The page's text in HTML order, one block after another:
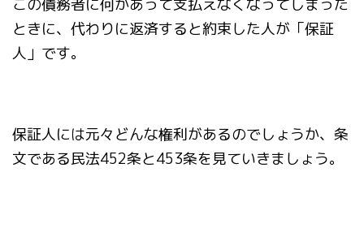
この債務者に何かあって支払えなくなってしまった
ときに、代わりに返済すると約束した人が「保証
人」です。
保証人には元々どんな権利があるのでしょうか、条
文である民法452条と453条を見ていきましょう。